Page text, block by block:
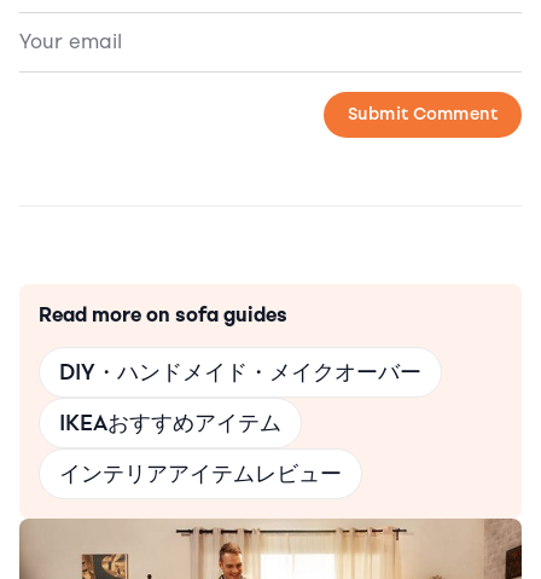
Read more on sofa guides
DIY・ハンドメイド・メイクオーバー
IKEAおすすめアイテム
インテリアアイテムレビュー